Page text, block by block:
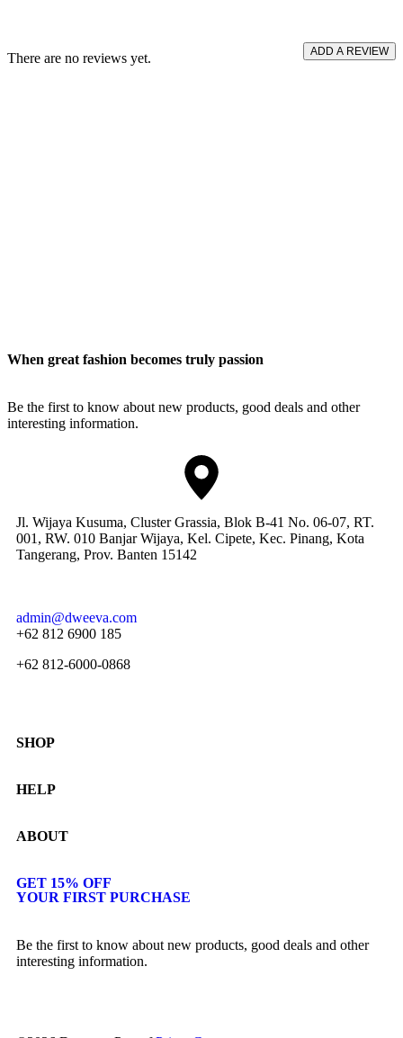
There are no reviews yet. ADD A REVIEW
When great fashion becomes truly passion
Be the first to know about new products, good deals and other
interesting information.
Jl. Wijaya Kusuma, Cluster Grassia, Blok B-41 No. 06-07, RT.
001, RW. 010 Banjar Wijaya, Kel. Cipete, Kec. Pinang, Kota
Tangerang, Prov. Banten 15142
admin@dweeva.com
+62 812 6900 185
+62 812-6000-0868
SHOP
Shop
Women
Kids
HELP
Returns & Exchanges
ABOUT
Journal
Our Story
GET 15% OFF
YOUR FIRST PURCHASE
Be the first to know about new products, good deals and other
interesting information.